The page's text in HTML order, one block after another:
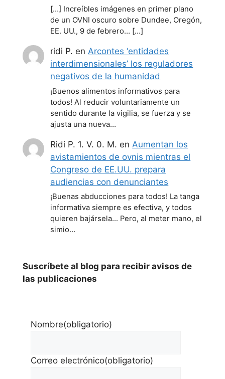
[…] Increíbles imágenes en primer plano
de un OVNI oscuro sobre Dundee, Oregón,
EE. UU., 9 de febrero… […]
ridi P. enArcontes ‘entidades
interdimensionales’ los reguladores
negativos de la humanidad
¡Buenos alimentos informativos para
todos! Al reducir voluntariamente un
sentido durante la vigilia, se fuerza y se
ajusta una nueva…
Ridi P. 1. V. 0. M. en Aumentan los
avistamientos de ovnis mientras el
Congreso de EE.UU. prepara
audiencias con denunciantes
¡Buenas abducciones para todos! La tanga
informativa siempre es efectiva, y todos
quieren bajársela... Pero, al meter mano, el
simio…
Suscríbete al blog para recibir avisos de
las publicaciones
Nombre(obligatorio)
Correo electrónico(obligatorio)